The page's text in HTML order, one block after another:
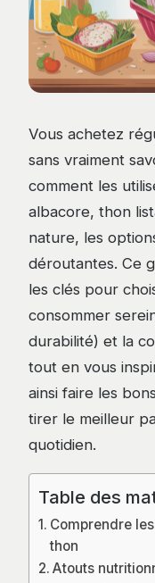
Vous achetez
sans vraiment
comment les
albacore, thon
nature, les
déroutantes. Ce
les clés pour
consommer
durabilité) et la
tout en vous
ainsi faire les
tirer le meilleur
quotidien.
Table des
Comprendre
thon
Atouts